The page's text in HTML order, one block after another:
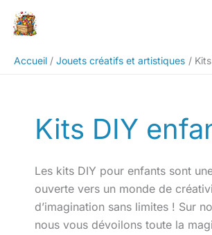
Accueil
Jouets créatifs et artistiques
Kits DIY
Les kits DIY pour enfants sont
ouverte vers un monde de
d’imagination sans limites ! Sur
nous vous dévoilons toute la
Rechercher